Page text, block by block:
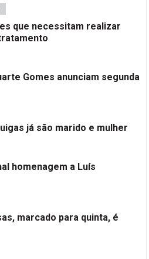
que necessitam realizar
Gomes anunciam segunda
já são marido e mulher
homenagem a Luís
marcado para quinta, é